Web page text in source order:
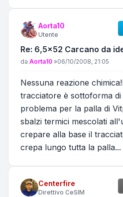
Aorta10
Utente
Re: 6,5x52 Carcano da
Messaggio
da Aorta10 »06/10/2008, 21:05
Nessuna reazione
tracciatore è sottoforma di
problema per la palla di
sbalzi termici mescolati
crepare alla base il
crepa lungo tutta la palla...
Centerfire
Direttivo CeSIM